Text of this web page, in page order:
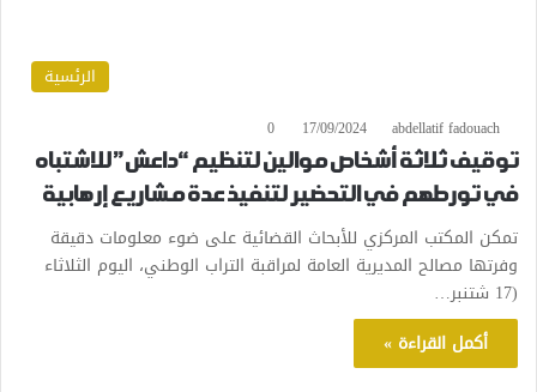
الرئسية
abdellatif fadouach
17/09/2024
0
توقيف ثلاثة أشخاص موالين لتنظيم “داعش” للاشتباه
في تورطهم في التحضير لتنفيذ عدة مشاريع إرهابية
تمكن المكتب المركزي للأبحاث القضائية على ضوء معلومات دقيقة
وفرتها مصالح المديرية العامة لمراقبة التراب الوطني، اليوم الثلاثاء
(17 شتنبر…
أكمل القراءة »